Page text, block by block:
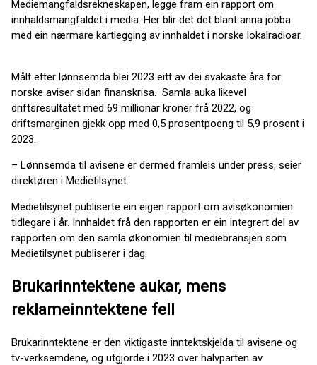
Mediemangfaldsrekneskapen, legge fram ein rapport om
innhaldsmangfaldet i media. Her blir det det blant anna jobba
med ein nærmare kartlegging av innhaldet i norske lokalradioar.
Målt etter lønnsemda blei 2023 eitt av dei svakaste åra for
norske aviser sidan finanskrisa. Samla auka likevel
driftsresultatet med 69 millionar kroner frå 2022, og
driftsmarginen gjekk opp med 0,5 prosentpoeng til 5,9 prosent i
2023.
– Lønnsemda til avisene er dermed framleis under press, seier
direktøren i Medietilsynet.
Medietilsynet publiserte ein eigen rapport om avisøkonomien
tidlegare i år. Innhaldet frå den rapporten er ein integrert del av
rapporten om den samla økonomien til mediebransjen som
Medietilsynet publiserer i dag.
Brukarinntektene aukar, mens
reklameinntektene fell
Brukarinntektene er den viktigaste inntektskjelda til avisene og
tv-verksemdene, og utgjorde i 2023 over halvparten av